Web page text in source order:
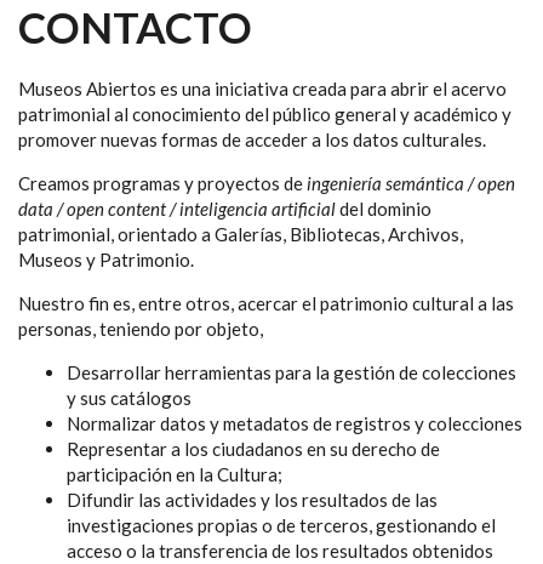
CONTACTO
Museos Abiertos es una iniciativa creada para abrir el acervo
patrimonial al conocimiento del público general y académico y
promover nuevas formas de acceder a los datos culturales.
Creamos programas y proyectos deingeniería semántica / open
data / open content / inteligencia artificialdel dominio
patrimonial, orientado a Galerías, Bibliotecas, Archivos,
Museos y Patrimonio.
Nuestro fin es, entre otros, acercar el patrimonio cultural a las
personas, teniendo por objeto,
Desarrollar herramientas para la gestión de colecciones
y sus catálogos
Normalizar datos y metadatos de registros y colecciones
Representar a los ciudadanos en su derecho de
participación en la Cultura;
Difundir las actividades y los resultados de las
investigaciones propias o de terceros, gestionando el
acceso o la transferencia de los resultados obtenidos